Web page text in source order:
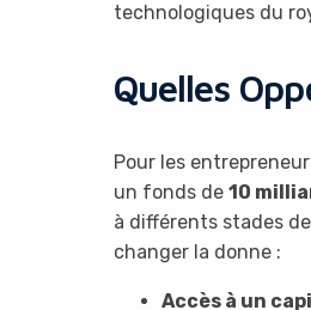
technologiques du
Quelles
Pour les
un fonds de 10
à différents stades
changer la donne :
Accès à un